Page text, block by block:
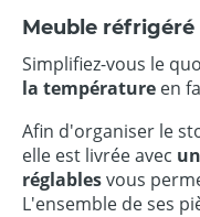
Meuble
Simplifiez-vous le
la température en
Afin d'organiser le
elle est livrée avec
réglablesvous
L'ensemble de ses